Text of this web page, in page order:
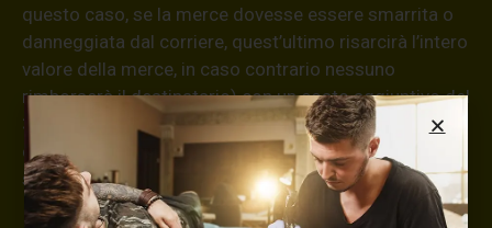
questo caso, se la merce dovesse essere smarrita o
danneggiata dal corriere, quest’ultimo risarcirà l’intero
valore della merce, in caso contrario nessuno
rimborserà il destinatario) con un costo aggiuntivo del
3,5% sul valore totale del carrello, da richiedere prima
di concludere il pagamento al seguente indirizzo:
shop@maxsignorello.it